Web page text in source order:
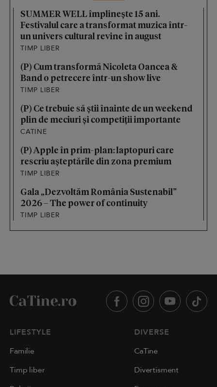
SUMMER WELL împlinește 15 ani.
Festivalul care a transformat muzica într-
un univers cultural revine în august
TIMP LIBER
(P) Cum transformă Nicoleta Oancea &
Band o petrecere într-un show live
TIMP LIBER
(P) Ce trebuie să știi înainte de un weekend
plin de meciuri și competiții importante
CATINE
(P) Apple în prim-plan: laptopuri care
rescriu așteptările din zona premium
TIMP LIBER
Gala „Dezvoltăm România Sustenabil”
2026 – The power of continuity
TIMP LIBER
LIFESTYLE
Familie
Timp liber
DIVERSE
CaTine
Divertisment